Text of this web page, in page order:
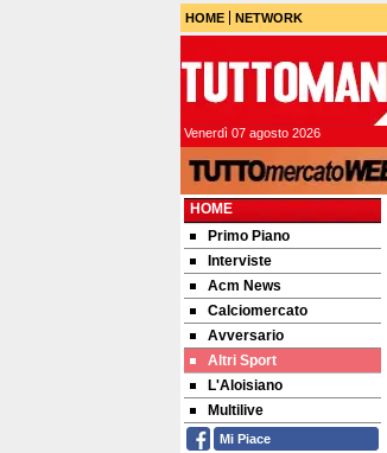
HOME NETWORK
Venerdì 07 agosto 2026
HOME
Primo Piano
Interviste
Acm News
Calciomercato
Avversario
Altri Sport
L'Aloisiano
Multilive
Mi Piace